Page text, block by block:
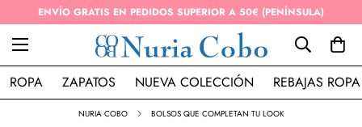
ENVÍO GRATIS EN PEDIDOS SUPERIOR A 50€ (PENÍNSULA)
ROPA ZAPATOS NUEVA COLECCIÓN REBAJAS ROPA
NURIA COBO BOLSOS QUE COMPLETAN TU LOOK